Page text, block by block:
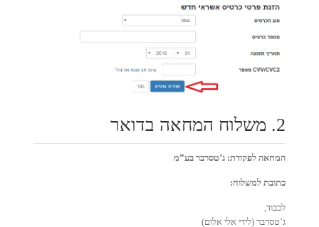
2. משלוח המחאה בדואר
המחאה לפקודת: ג’טסרבר בע”מ
כתובת למשלוח:
לכבוד,
ג’טסרבר (לידי אלי אלום)